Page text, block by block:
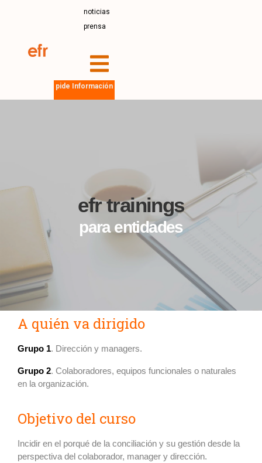
noticias
prensa
pide Información
efr trainings
para entidades
A quién va dirigido
Grupo 1. Dirección y managers.
Grupo 2. Colaboradores, equipos funcionales o naturales
en la organización.
Objetivo del curso
Incidir en el porqué de la conciliación y su gestión desde la
perspectiva del colaborador, manager y dirección.